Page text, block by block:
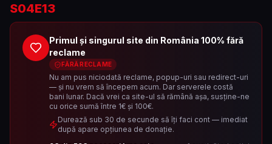
S04E13
Primul și singurul site din România 100% fără
reclame
FĂRĂ RECLAME
Nu am pus niciodată reclame, popup-uri sau redirect-uri
— și nu vrem să începem acum. Dar serverele costă
bani lunar. Dacă vrei ca site-ul să rămână așa, susține-ne
cu orice sumă între 1€ și 100€.
Durează sub 30 de secunde să îți faci cont — imediat
după apare opțiunea de donație.